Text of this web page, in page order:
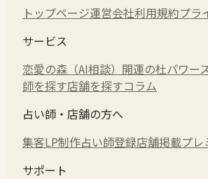
トップページ運営会社利用規約プラ
サービス
恋愛の森（AI相談） 開運の杜パワー
師を探す店舗を探すコラム
占い師・店舗の方へ
集客LP制作占い師登録店舗掲載プレ
サポート